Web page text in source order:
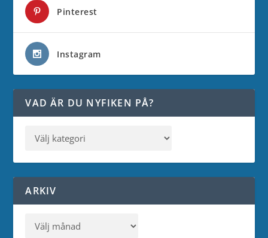
Pinterest
Instagram
VAD ÄR DU NYFIKEN PÅ?
ARKIV